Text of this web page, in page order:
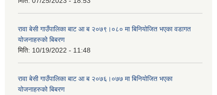
रावा बेसी गाउँपालिका बाट आ ब २०७९।०८० मा बिनियोजित भएका वडागत
योजनाहरुको बिबरण
मिति: 10/19/2022 - 11:48
रावा बेसी गाउँपालिका बाट आ ब २०७६।०७७ मा बिनियोजित भएका
योजनाहरुको बिबरण